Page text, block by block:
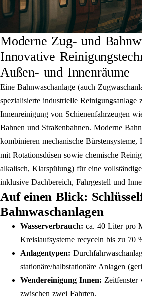
Moderne Zug- und
Innovative
Außen- und Innenräume
Eine Bahnwaschanlage (auch
spezialisierte industrielle Reinigungsanlage
Innenreinigung von Schienenfahrzeugen
Bahnen und Straßenbahnen. Moderne
kombinieren mechanische
mit Rotationsdüsen sowie chemische
alkalisch, Klarspülung) für eine
inklusive Dachbereich, Fahrgestell und
Auf einen Blick:
Bahnwaschanlagen
Wasserverbrauch: ca. 40 Liter pro
Kreislaufsysteme recyceln bis zu 70
Anlagentypen:
stationäre/halbstationäre Anlagen
Wendereinigung Innen: Zeitfenster
zwischen zwei Fahrten.